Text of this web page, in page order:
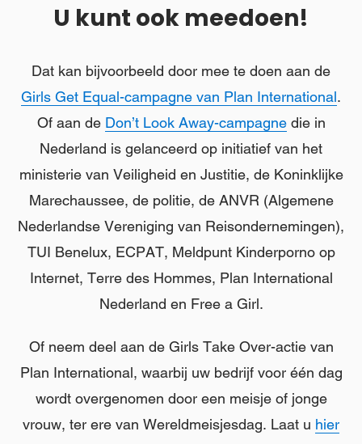
U kunt ook meedoen!
Dat kan bijvoorbeeld door mee te doen aan de
Girls Get Equal-campagne van Plan International.
Of aan de Don’t Look Away-campagnedie in
Nederland is gelanceerd op initiatief van het
ministerie van Veiligheid en Justitie, de Koninklijke
Marechaussee, de politie, de ANVR (Algemene
Nederlandse Vereniging van Reisondernemingen),
TUI Benelux, ECPAT, Meldpunt Kinderporno op
Internet, Terre des Hommes, Plan International
Nederland en Free a Girl.
Of neem deel aan de Girls Take Over-actie van
Plan International, waarbij uw bedrijf voor één dag
wordt overgenomen door een meisje of jonge
vrouw, ter ere van Wereldmeisjesdag. Laat u hier